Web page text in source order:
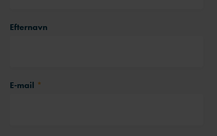
Efternavn
E-mail *